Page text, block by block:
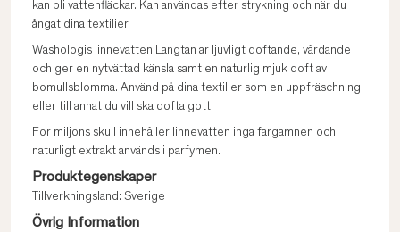
kan bli vattenfläckar. Kan användas efter strykning och när du
ångat dina textilier.
Washologis linnevatten Längtan är ljuvligt doftande, vårdande
och ger en nytvättad känsla samt en naturlig mjuk doft av
bomullsblomma. Använd på dina textilier som en uppfräschning
eller till annat du vill ska dofta gott!
För miljöns skull innehåller linnevatten inga färgämnen och
naturligt extrakt används i parfymen.
Produktegenskaper
Tillverkningsland: Sverige
Övrig Information